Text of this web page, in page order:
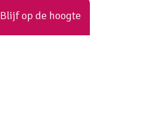
Blijf op de hoogte